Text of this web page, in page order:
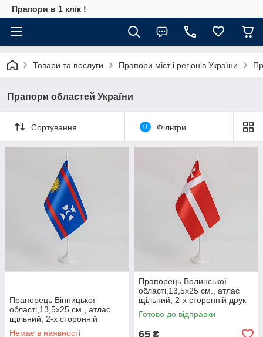
Прапори в 1 клік !
Товари та послуги Прапори міст і регіонів України
Прапори областей України
Сортування 0 Фільтри
Прапорець Вінницької
області,13,5х25 см., атлас
щільний, 2-х сторонній
друк,без фурнітури
Немає в наявності
Прапорець Волинської
області,13,5х25 см., атлас
щільний, 2-х сторонній друк
Готово до відправки
65 ₴